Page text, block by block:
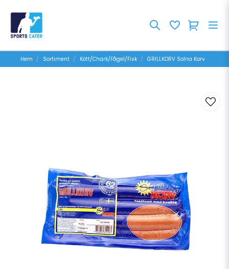
Hem Sortiment Kött/Chark/Fågel/Fisk GRILLKORV Solna Korv